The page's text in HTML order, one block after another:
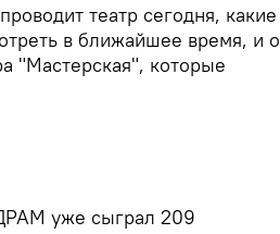
театр сегодня, какие
в ближайшее время, и о
"Мастерская", которые
уже сыграл 209